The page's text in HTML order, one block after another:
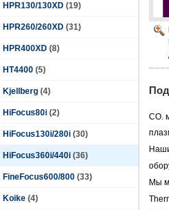
HPR130/130XD (19)
HPR260/260XD (31)
HPR400XD (8)
HT4400 (5)
Kjellberg (4)
HiFocus80i (2)
HiFocus130i/280i (30)
HiFocus360i/440i (36)
FineFocus600/800 (33)
Koike (4)
CO.
Мы